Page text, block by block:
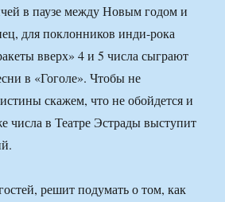
в паузе между Новым годом и
для поклонников инди-рока
вверх» 4 и 5 числа сыграют
в «Гоголе». Чтобы не
скажем, что не обойдется и
числа в Театре Эстрады выступит
решит подумать о том, как